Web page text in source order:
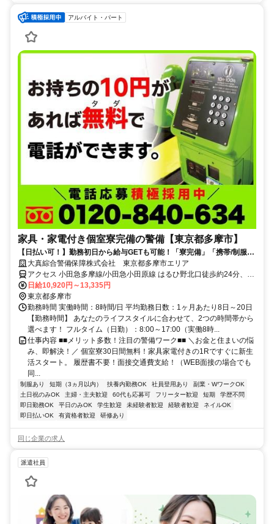
アルバイト・パート
家具・家電付き個室寮完備の警備【東京都多摩市】
【日払い可！】勤務初日から給与GETも可能！「寮完備」「携帯/制服貸
与」ですぐ働ける★直行直帰OK★
大真綜合警備保障株式会社 東京都多摩市エリア
アクセス 小田急多摩線/小田急小田原線 はるひ野北口徒歩約24分、小
田急多摩線/小田急小田原線 小田急永山徒歩約25分、京王相模原線 京
王永山徒歩約25分 東京都多摩市エリア(小田急多摩センター駅、小田
急永山駅、唐木田駅、京王多摩センター駅)
日給10,920円～13,335円
東京都多摩市
勤務時間 実働時間：8時間/日 平均勤務日数：1ヶ月あたり8日～20日
【勤務時間】 あなたのライフスタイルに合わせて、2つの時間帯から
選べます！ フルタイム（日勤）：8:00～17:00（実働8時...
仕事内容 ■■メリット多数！注目の警備ワーク■■ ＼お金と住まいの悩
み、即解決！／ 個室寮30日間無料！家具家電付きの1Rですぐに新生
活スタート。 履歴書不要！面接交通費支給！（WEB面接の場合でも
同...
制服あり 短期（3ヵ月以内） 扶養内勤務OK 社員登用あり
副業・WワークOK
土日祝のみOK
主婦・主夫歓迎 60代も応募可 フリーター歓迎 短期
学歴不問
即日勤務OK
平日のみOK 学生歓迎 未経験者歓迎 経験者歓迎
ネイルOK
即日払いOK
有資格者歓迎 研修あり
同じ企業の求人
派遣社員